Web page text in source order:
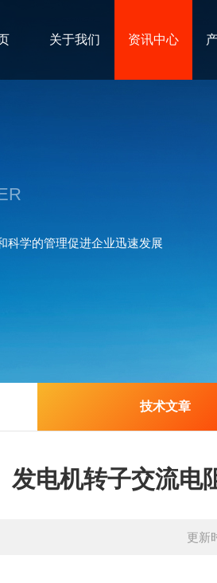
关于我们 资讯中心
科学的管理促进企业迅速发展
技术文章
发电机转子交流电
更新